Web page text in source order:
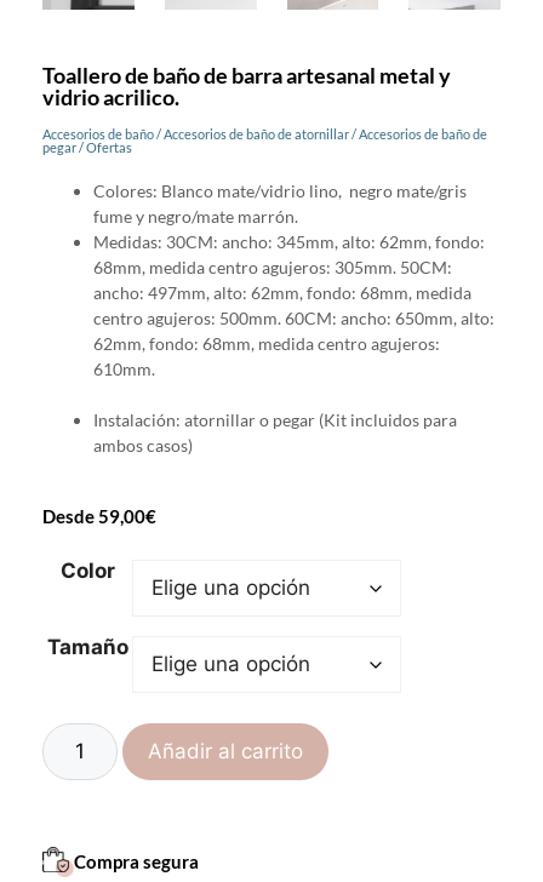
Toallero de baño de barra artesanal metal y
vidrio acrilico.
Accesorios de baño/Accesorios de baño de atornillar/Accesorios de baño de
pegar/Ofertas
Colores: Blanco mate/vidrio lino, negro mate/gris
fume y negro/mate marrón.
Medidas: 30CM: ancho: 345mm, alto: 62mm, fondo:
68mm, medida centro agujeros: 305mm. 50CM:
ancho: 497mm, alto: 62mm, fondo: 68mm, medida
centro agujeros: 500mm. 60CM: ancho: 650mm, alto:
62mm, fondo: 68mm, medida centro agujeros:
610mm.
Instalación: atornillar o pegar (Kit incluidos para
ambos casos)
Desde59,00€
Color
Tamaño
Añadir al carrito
Compra segura